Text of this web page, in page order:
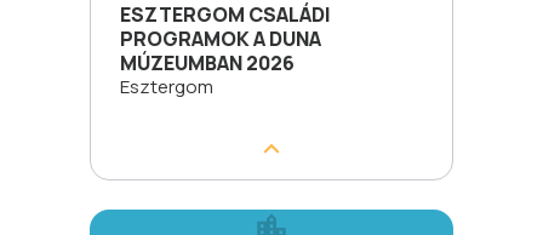
ESZTERGOM CSALÁDI
PROGRAMOK A DUNA
MÚZEUMBAN 2026
Esztergom